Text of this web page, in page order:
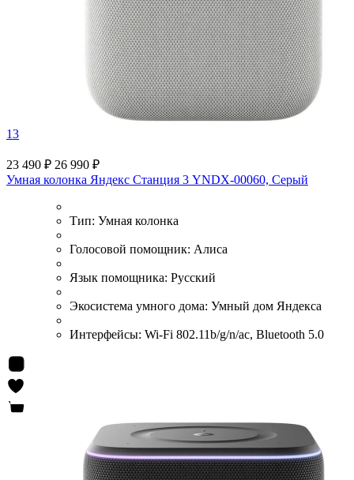
13
23 490 ₽ 26 990 ₽
Умная колонка Яндекс Станция 3 YNDX-00060, Серый
Тип: Умная колонка
Голосовой помощник: Алиса
Язык помощника: Русский
Экосистема умного дома: Умный дом Яндекса
Интерфейсы: Wi-Fi 802.11b/g/n/ac, Bluetooth 5.0